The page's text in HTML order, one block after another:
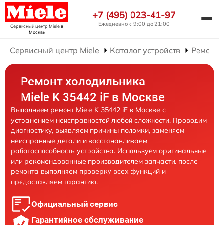
Сервисный центр Mieleв
Москве
+7 (495) 023-41-97
Ежедневно с 9:00 до 21:00
Сервисный центр Miele Каталог устройств
Ремонт холодильника
Miele K 35442 iF в Москве
Выполняем ремонт Miele K 35442 iF в Москве с
устранением неисправностей любой сложности. Проводим
диагностику, выявляем причины поломки, заменяем
неисправные детали и восстанавливаем
работоспособность устройства. Используем оригинальные
или рекомендованные производителем запчасти, после
ремонта выполняем проверку всех функций и
предоставляем гарантию.
Официальный сервис
Гарантийное обслуживание